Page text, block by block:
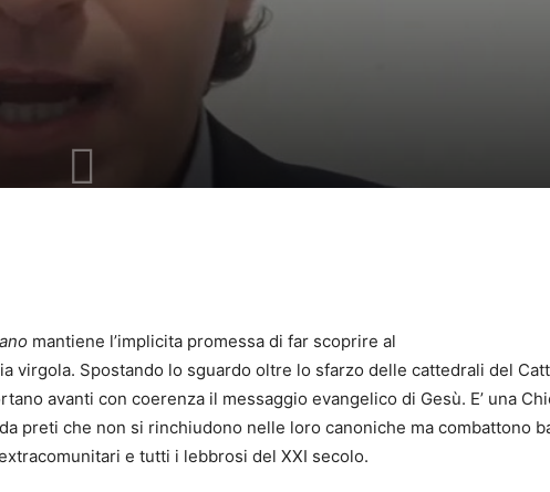
mantiene l’implicita promessa di far scoprire al
Spostando lo sguardo oltre lo sfarzo delle cattedrali del
avanti con coerenza il messaggio evangelico di Gesù. E’ una
preti che non si rinchiudono nelle loro canoniche ma combattono
e tutti i lebbrosi del XXI secolo.